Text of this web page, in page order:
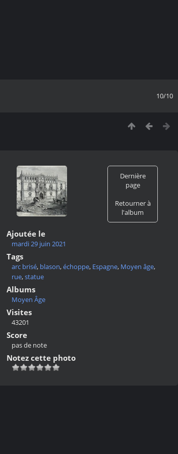
10/10
Dernière
page
Retourner à
l'album
Ajoutée le
mardi 29 juin 2021
Tags
arc brisé, blason,échoppe, Espagne, Moyen âge,
rue,statue
Albums
Moyen Âge
Visites
43201
Score
pas de note
Notez cette photo